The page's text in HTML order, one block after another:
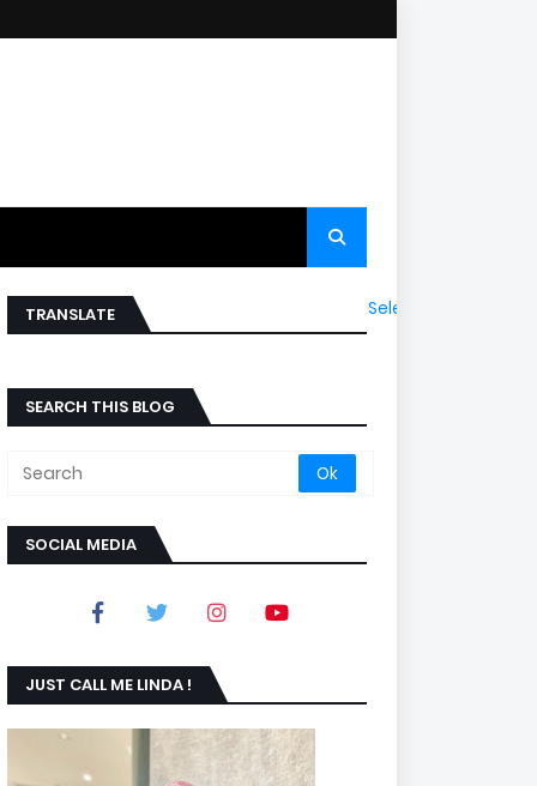
TRANSLATE Select Language
SEARCH THIS BLOG
SOCIAL MEDIA
JUST CALL ME LINDA !